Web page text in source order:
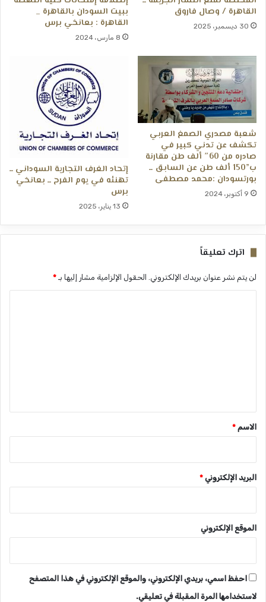
القاھرة / وصال فاروق
30 ديسمبر، 2025
ببيت السودان بالقاهرة _
القاهرة : بعانخي برس
8 مارس، 2024
شعبة مصدري الصمغ العربي
تكشف عن تدني كبير في
صادره من 60″ ألف طن مقارنة
ب”150 ألف طن عن السابق ــ
بورتسودان :محمد مصطفى
9 أكتوبر، 2024
إتحاد الغرف التجارية السوداني ــ
تهنئه في يوم الفرح ــ بعانخي
برس
13 يناير، 2025
اترك تعليقاً
لن يتم نشر عنوان بريدك الإلكتروني. الحقول الإلزامية مشار إليها بـ *
*
الاسم *
البريد الإلكتروني *
الموقع الإلكتروني
احفظ اسمي، بريدي الإلكتروني، والموقع الإلكتروني في هذا المتصفح
لاستخدامها المرة المقبلة في تعليقي.